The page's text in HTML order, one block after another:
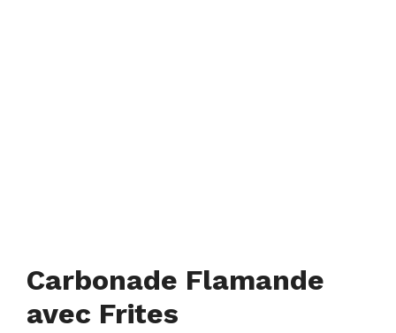
Carbonade Flamande
avec Frites